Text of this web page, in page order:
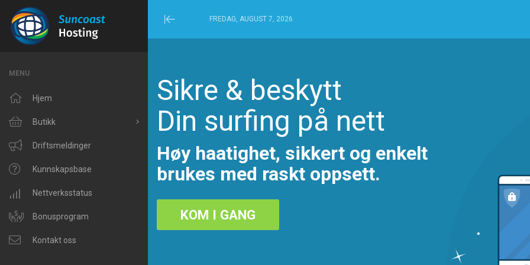
Minimize
Menu
FREDAG, AUGUST 7, 2026
MENU
Hjem
Butikk
Bla gjennom alle
Windows Hosting
Linux Hosting
VPS Hosting
Domain Related
Driftsmeldinger
Kunnskapsbase
Nettverksstatus
Bonusprogram
Kontakt oss
Sikre & beskytt
Din surfing på nett
Høy haatighet, sikkert og enkelt
brukes med raskt oppsett.
KOM I GANG